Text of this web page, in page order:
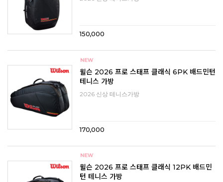
150,000
윌슨 2026 프로 스태프 클래식 6PK 배드민턴
테니스 가방
2026 신상 테니스가방
170,000
윌슨 2026 프로 스태프 클래식 12PK 배드민
턴 테니스 가방